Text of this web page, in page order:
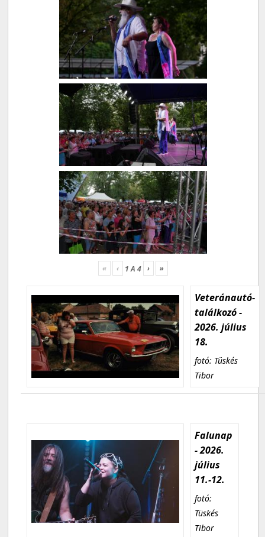
« ‹ 1A 4 › »
Veteránautó-
találkozó -
2026. július
18.
fotó: Tüskés
Tibor
Falunap
- 2026.
július
11.-12.
fotó:
Tüskés
Tibor